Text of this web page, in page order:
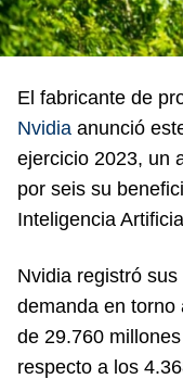
El fabricante de
Nvidia anunció
ejercicio 2023, un
por seis su
Inteligencia
Nvidia registró
demanda en torno
de 29.760
respecto a los